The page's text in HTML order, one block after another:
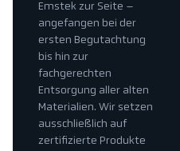
Emstek zur Seite –
angefangen bei der
ersten Begutachtung
bis hin zur
fachgerechten
Entsorgung aller alten
Materialien. Wir setzen
ausschließlich auf
zertifizierte Produkte